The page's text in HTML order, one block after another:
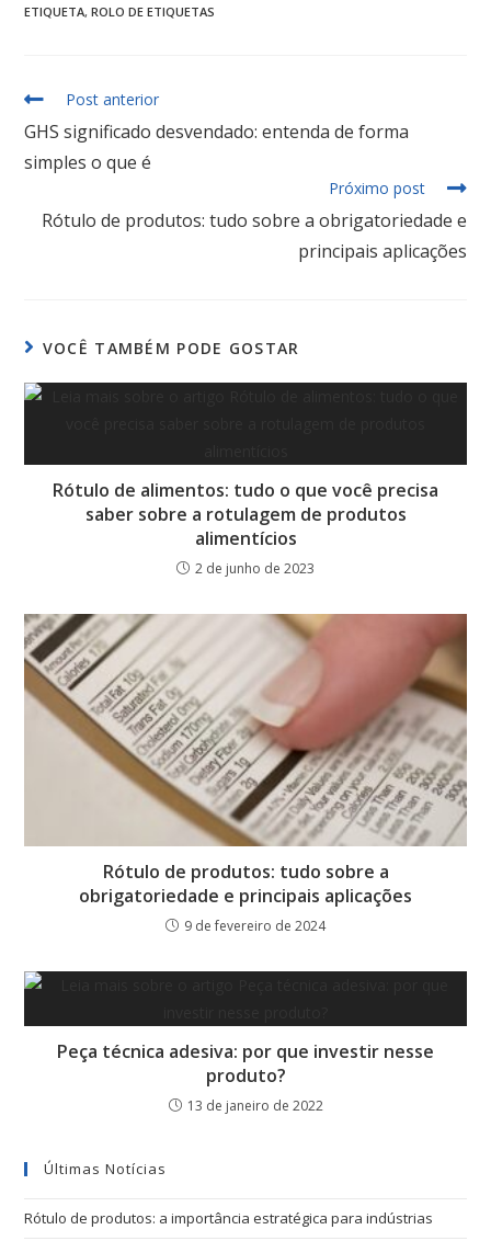
ETIQUETA, ROLO DE ETIQUETAS
Post anterior
GHS significado desvendado: entenda de forma
simples o que é
Próximo post
Rótulo de produtos: tudo sobre a obrigatoriedade e
principais aplicações
VOCÊ TAMBÉM PODE GOSTAR
Rótulo de alimentos: tudo o que você precisa
saber sobre a rotulagem de produtos
alimentícios
2 de junho de 2023
Rótulo de produtos: tudo sobre a
obrigatoriedade e principais aplicações
9 de fevereiro de 2024
Peça técnica adesiva: por que investir nesse
produto?
13 de janeiro de 2022
Últimas Notícias
Rótulo de produtos: a importância estratégica para indústrias